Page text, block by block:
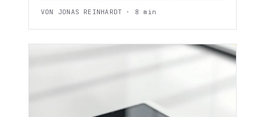
VON JONAS REINHARDT · 8 min